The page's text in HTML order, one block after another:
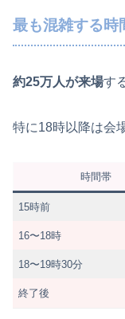
最も混雑する時
約25万人が来場す
特に18時以降は会
時間帯
15時前
16〜18時
18〜19時30分
終了後